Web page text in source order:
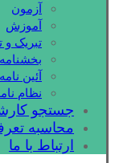
آزمون
آموزش
تبریک و
آئین
نظام
جستجو
محاسبه
ارتباط با ما